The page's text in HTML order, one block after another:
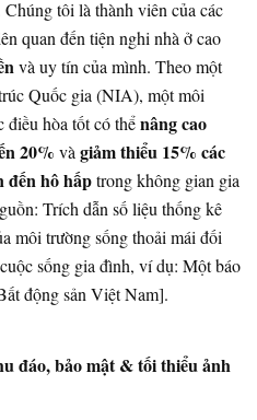
tôi là thành viên của các
quan đến tiện nghi nhà ở cao
và uy tín của mình. Theo một
Quốc gia (NIA), một môi
điều hòa tốt có thểnâng cao
20% và giảm thiểu 15% các
đến hô hấptrong không gian gia
Trích dẫn số liệu thống kê
môi trường sống thoải mái đối
sống gia đình, ví dụ: Một báo
động sản Việt Nam].
đáo, bảo mật & tối thiểu ảnh